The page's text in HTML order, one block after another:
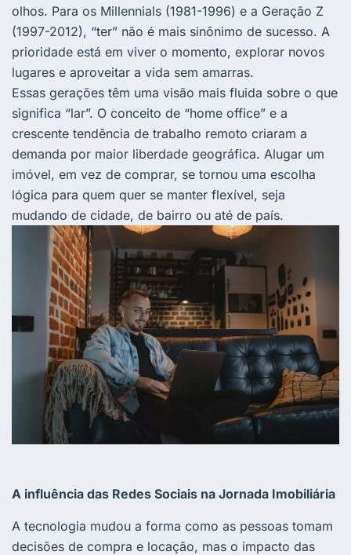
olhos. Para os Millennials (1981-1996) e a Geração Z
(1997-2012), “ter” não é mais sinônimo de sucesso. A
prioridade está em viver o momento, explorar novos
lugares e aproveitar a vida sem amarras.
Essas gerações têm uma visão mais fluida sobre o que
significa “lar”. O conceito de “home office” e a
crescente tendência de trabalho remoto criaram a
demanda por maior liberdade geográfica. Alugar um
imóvel, em vez de comprar, se tornou uma escolha
lógica para quem quer se manter flexível, seja
mudando de cidade, de bairro ou até de país.
A influência das Redes Sociais na Jornada Imobiliária
A tecnologia mudou a forma como as pessoas tomam
decisões de compra e locação, mas o impacto das